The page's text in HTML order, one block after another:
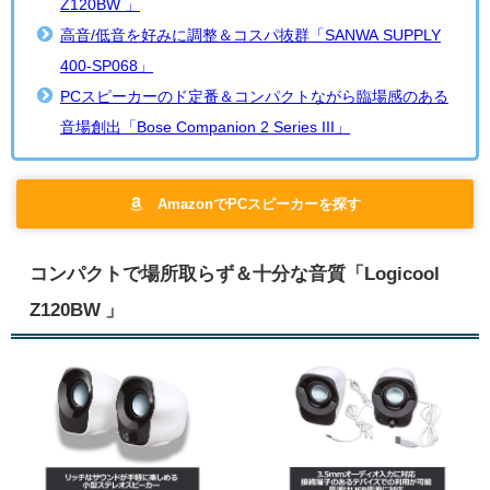
Z120BW 」
高音/低音を好みに調整＆コスパ抜群「SANWA SUPPLY
400-SP068」
PCスピーカーのド定番＆コンパクトながら臨場感のある
音場創出「Bose Companion 2 Series III」
AmazonでPCスピーカーを探す
コンパクトで場所取らず＆十分な音質「Logicool
Z120BW 」